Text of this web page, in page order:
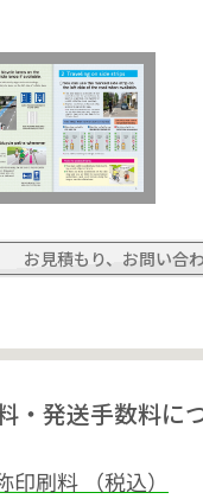
お見積もり、お問い合
・発送手数料に
刷料 （税込）